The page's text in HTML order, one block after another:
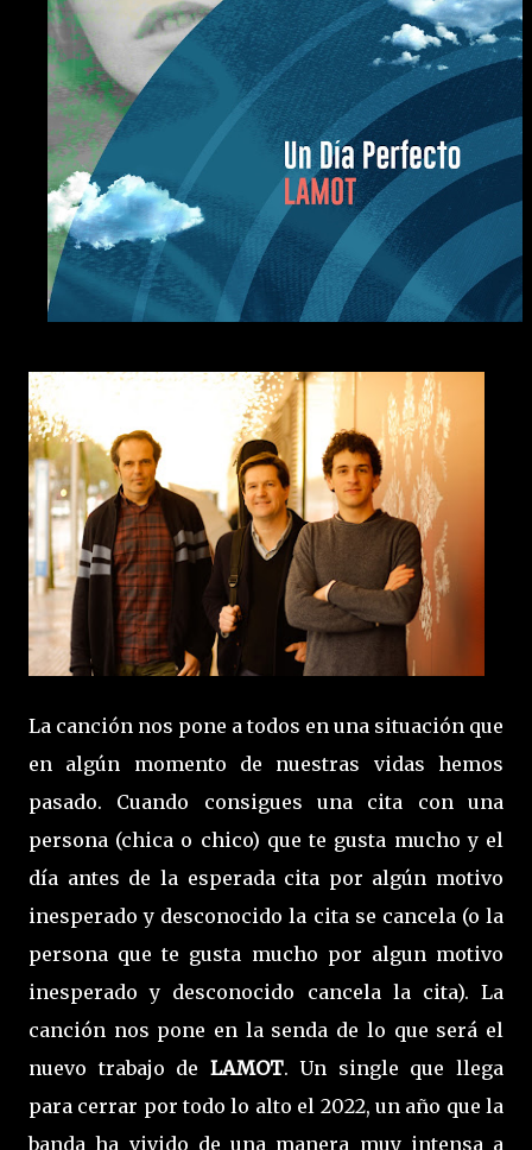
La canción nos pone a todos en una situación que
en algún momento de nuestras vidas hemos
pasado. Cuando consigues una cita con una
persona (chica o chico) que te gusta mucho y el
día antes de la esperada cita por algún motivo
inesperado y desconocido la cita se cancela (o la
persona que te gusta mucho por algun motivo
inesperado y desconocido cancela la cita). La
canción nos pone en la senda de lo que será el
nuevo trabajo de LAMOT. Un single que llega
para cerrar por todo lo alto el 2022, un año que la
banda ha vivido de una manera muy intensa a